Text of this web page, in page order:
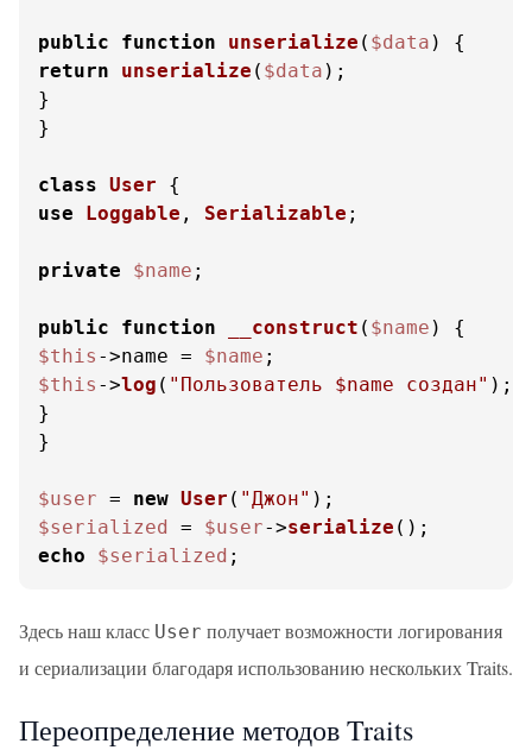
public function unserialize ( $data )
return
unserialize ( $data );
}
}
class User
use
Loggable , Serializable ;
private $name ;
public function __construct ( $name )
$this ->name = $name
$this ->log ( "Пользователь $name создан" );
}
}
$user = new User ( "Джон"
$serialized
= $user->serialize
echo
$serialized ;
Здесь наш класс User получает возможности логирования
и сериализации благодаря использованию нескольких Traits.
Переопределение методов Traits